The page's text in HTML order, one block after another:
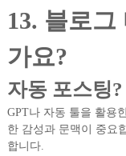
13. 블로
가요?
자동 포스팅
GPT나 자동 툴을 활용
한 감성과 문맥이 중요
합니다.